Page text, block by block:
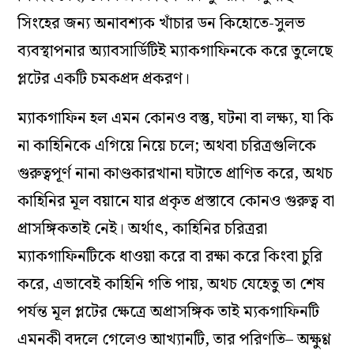
সিংহের জন্য অনাবশ্যক খাঁচার ডন কিহোতে-সুলভ
ব্যবস্থাপনার অ্যাবসার্ডিটিই ম্যাকগাফিনকে করে তুলেছে
প্লটের একটি চমকপ্রদ প্রকরণ।
ম্যাকগাফিন হল এমন কোনও বস্তু, ঘটনা বা লক্ষ্য, যা কি
না কাহিনিকে এগিয়ে নিয়ে চলে; অথবা চরিত্রগুলিকে
গুরুত্বপূর্ণ নানা কাণ্ডকারখানা ঘটাতে প্রাণিত করে, অথচ
কাহিনির মূল বয়ানে যার প্রকৃত প্রস্তাবে কোনও গুরুত্ব বা
প্রাসঙ্গিকতাই নেই। অর্থাৎ, কাহিনির চরিত্ররা
ম্যাকগাফিনটিকে ধাওয়া করে বা রক্ষা করে কিংবা চুরি
করে, এভাবেই কাহিনি গতি পায়, অথচ যেহেতু তা শেষ
পর্যন্ত মূল প্লটের ক্ষেত্রে অপ্রাসঙ্গিক তাই ম্যকগাফিনটি
এমনকী বদলে গেলেও আখ্যানটি, তার পরিণতি– অক্ষুণ্ণ